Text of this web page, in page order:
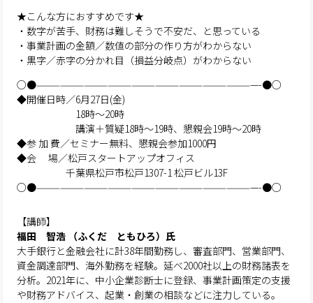
★こんな方におすすめです★
・数字が苦手、財務は難しそうで不安だ、と思っている
・事業計画の金額／数値の部分の作り方がわからない
・黒字／赤字の分かれ目（損益分岐点）がわからない
○●————————————————————————————-●○
◆開催日時／6月27日(金)
18時～20時
講演＋質疑18時～19時、懇親会19時～20時
◆参 加 費／セミナー無料、懇親会参加1000円
◆会 場／松戸スタートアップオフィス
千葉県松戸市松戸1307-1 松戸ビル13F
○●————————————————————————————-●○
【講師】
福田 智浩 （ふくだ ともひろ）氏
大手銀行と金融会社に計38年間勤務し、審査部門、営業部門、
資金調達部門、海外勤務を経験。延べ2000社以上の財務諸表を
分析。2021年に、中小企業診断士に登録、事業計画策定の支援
や財務アドバイス、起業・創業の相談などに注力している。